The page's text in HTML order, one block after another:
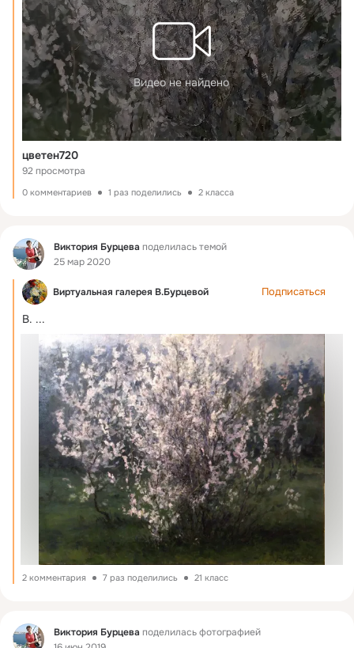
Видео не найдено
цветен720
92 просмотра
0 комментариев 1 раз поделились 2 класса
Фид Виктория Бурцева поделилась темой
25 мар 2020
Виртуальная галерея В.Бурцевой Подписаться
В. ...
2 комментария 7 раз поделились 21 класс
Фид Виктория Бурцева поделилась фотографией